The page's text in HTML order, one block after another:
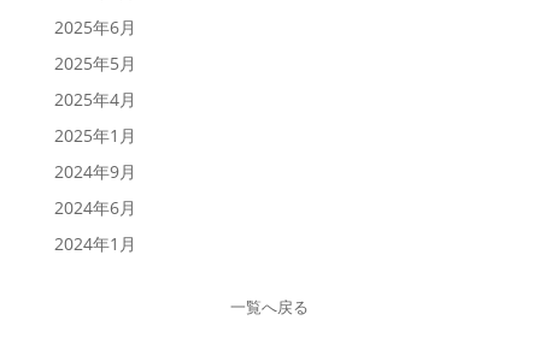
2025年6月
2025年5月
2025年4月
2025年1月
2024年9月
2024年6月
2024年1月
一覧へ戻る